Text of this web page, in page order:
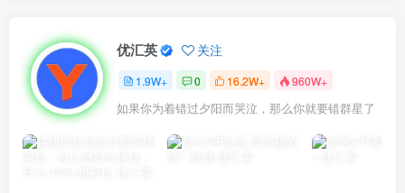
优汇英 关注
1.9W+ 0 16.2W+ 960W+
如果你为着错过夕阳而哭泣，那么你就要错群星了